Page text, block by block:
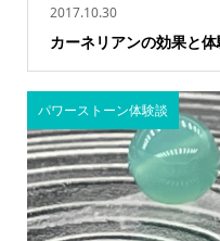
2017.10.30
カーネリアンの効果と
パワーストーン体験談